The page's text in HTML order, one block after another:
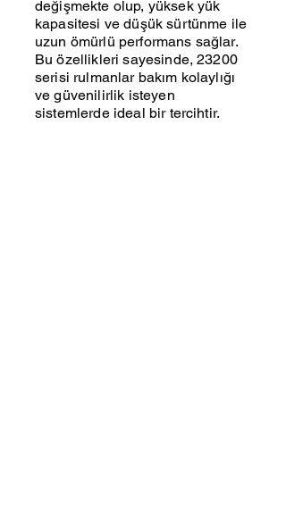
değişmekte olup, yüksek yük
kapasitesi ve düşük sürtünme ile
uzun ömürlü performans sağlar.
Bu özellikleri sayesinde, 23200
serisi rulmanlar bakım kolaylığı
ve güvenilirlik isteyen
sistemlerde ideal bir tercihtir.